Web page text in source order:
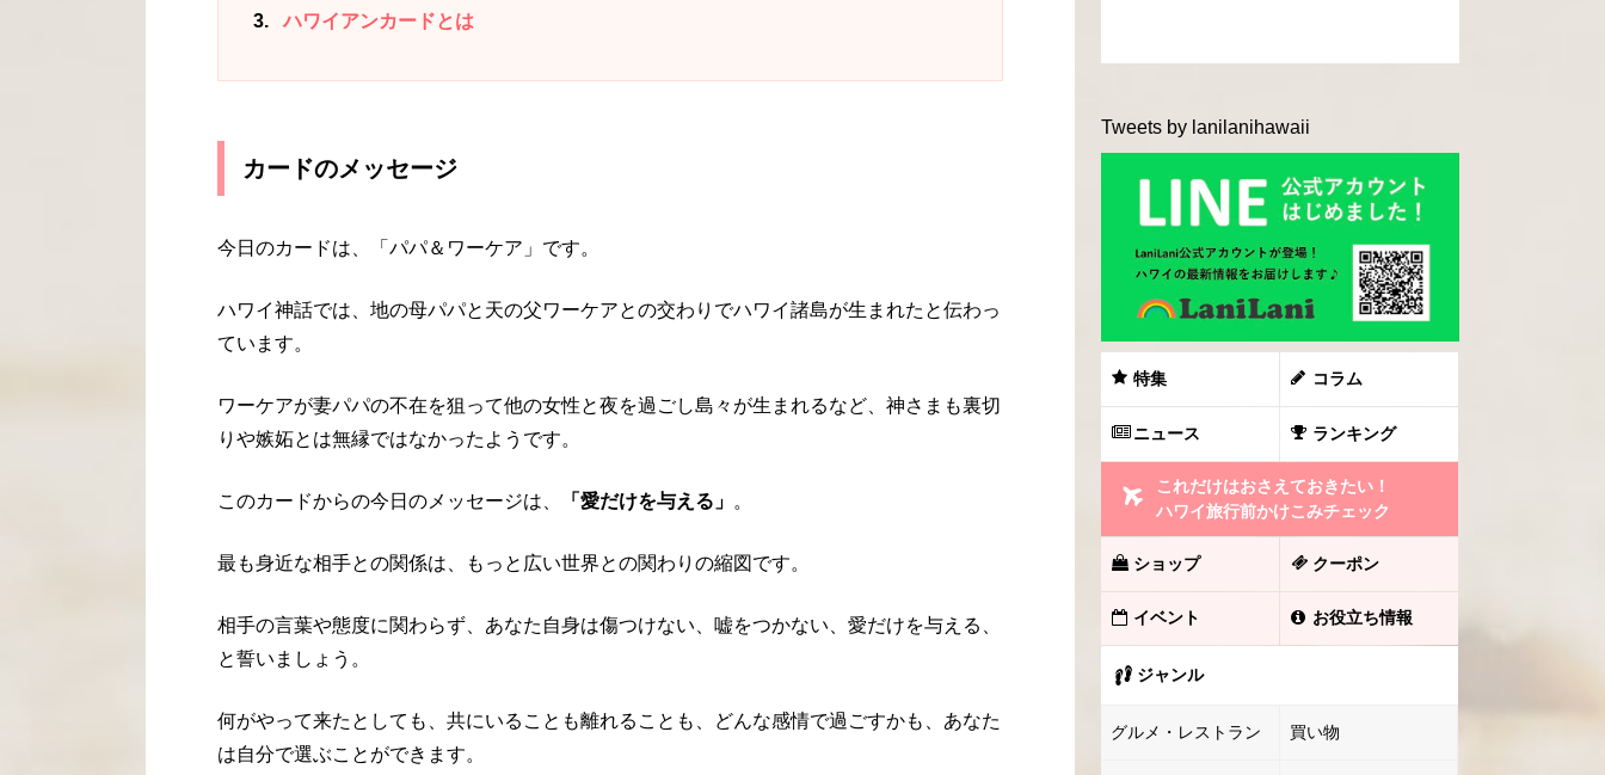
3 ハワイアンカードとは
カードのメッセージ
今日のカードは、「パパ＆ワーケア」です。
ハワイ神話では、地の母パパと天の父ワーケアとの交わりでハワイ諸島が生まれたと伝わっ
ています。
ワーケアが妻パパの不在を狙って他の女性と夜を過ごし島々が生まれるなど、神さまも裏切
りや嫉妬とは無縁ではなかったようです。
このカードからの今日のメッセージは、 「愛だけを与える」 。
最も身近な相手との関係は、もっと広い世界との関わりの縮図です。
相手の言葉や態度に関わらず、あなた自身は傷つけない、嘘をつかない、愛だけを与える、
と誓いましょう。
何がやって来たとしても、共にいることも離れることも、どんな感情で過ごすかも、あなた
は自分で選ぶことができます。
Tweets by lanilanihawaii
特集 コラム
ニュース ランキング
これだけはおさえておきたい！
ハワイ旅行前かけこみチェック
ショップ クーポン
イベント お役立ち情報
ジャンル
グルメ・レストラン 買い物